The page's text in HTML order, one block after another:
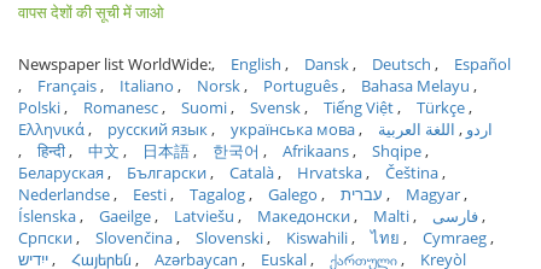
वापस देशों की सूची में जाओ
Newspaper list WorldWide: English Dansk Deutsch
Español
Français
Italiano Norsk Português
Bahasa Melayu
Polski
Romanesc Suomi Svensk Tiếng Việt
Türkçe
Ελληνικά
русский язык українська мова اردو
اللغة العربية
हिन्दी
中文 日本語 한국어 Afrikaans
Shqipe
Беларуская
Български Català Hrvatska
Čeština
Nederlandse
Eesti Tagalog Galego עברית
Magyar
Íslenska
Gaeilge Latviešu Македонски Malti
فارسی
Српски
Slovenčina Slovenski Kiswahili ไทย
Cymraeg
ייִדיש
Հայերեն Azərbaycan Euskal ქართული Kreyòl